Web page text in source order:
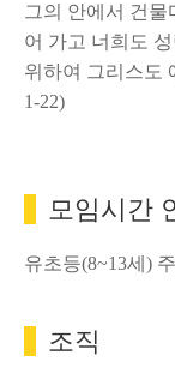
그의 안에서 건물
어 가고 너희도
위하여 그리스도
1-22)
모임시간
유초등(8~13세)
조직